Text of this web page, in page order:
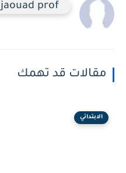
jaouad prof
مقالات قد تهمك
الابتدائي